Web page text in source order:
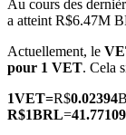
TradFi
Produits
premières
Au cours des
a atteint R$6.47M
Actuellement, le
pour 1 VET. Cela
1VET=R$0.02394
R$1BRL=